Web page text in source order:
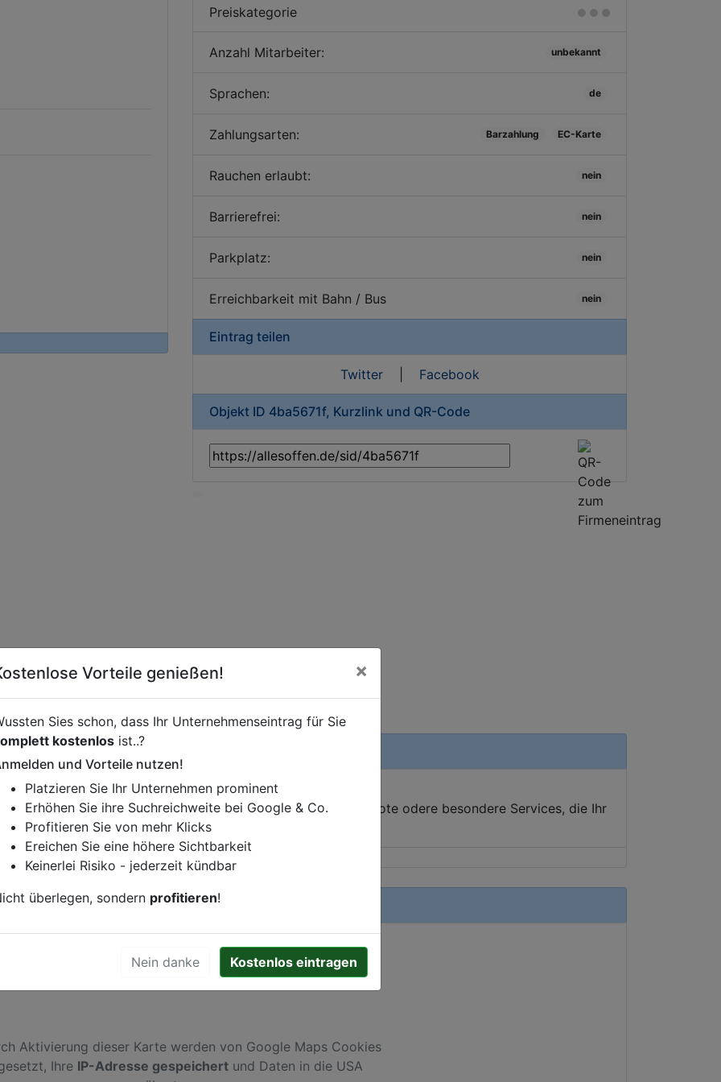
Preiskategorie
Anzahl Mitarbeiter: unbekannt
Sprachen: de
Zahlungsarten: Barzahlung EC-Karte
Rauchen erlaubt: nein
Barrierefrei: nein
Parkplatz: nein
Erreichbarkeit mit Bahn / Bus nein
Eintrag teilen
Twitter| Facebook
Objekt ID 4ba5671f, Kurzlink und QR-Code
oder andere relevante Informationen hinzufügen?
Gerne erweitern wir Ihren Firmeneintrag um Sonderangebote odere besondere Services, die Ihr
Ihren Wettbewerbern abheben.
Aktivierung dieser Karte werden von Google Maps Cookies
Ihre IP-Adresse gespeichert und Daten in die USA
Vorteile genießen! ×
Sies schon, dass Ihr Unternehmenseintrag für Sie
kostenlos ist..?
und Vorteile nutzen!
Platzieren Sie Ihr Unternehmen prominent
Erhöhen Sie ihre Suchreichweite bei Google & Co.
Profitieren Sie von mehr Klicks
Ereichen Sie eine höhere Sichtbarkeit
Keinerlei Risiko - jederzeit kündbar
überlegen, sondern profitieren!
Nein danke Kostenlos eintragen